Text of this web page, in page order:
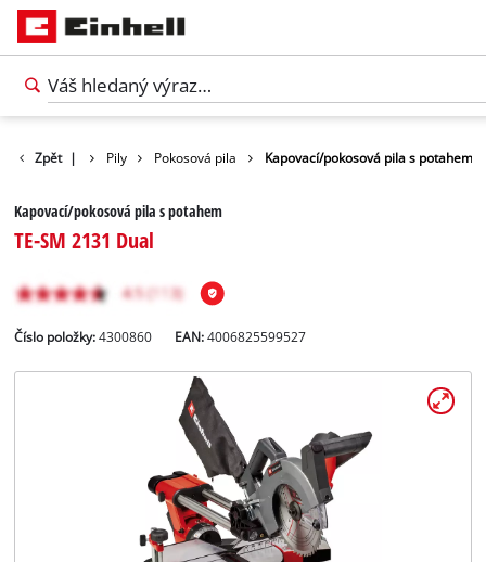
Zpět |
kutilství Pily Pokosová pila Kapovací/pokosová pila s potahem
Kapovací/pokosová pila s potahem
TE-SM 2131 Dual
Číslo položky: 4300860 EAN:4006825599527